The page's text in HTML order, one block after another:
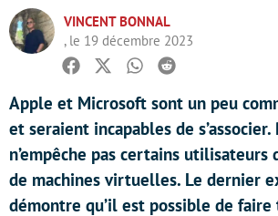
VINCENT BONNAL
, le 19 décembre 2023
Facebook
TwitterWhatsapp
Reddit
Apple et Microsoft sont un peu
et seraient incapables de
n’empêche pas certains utilisateurs
de machines virtuelles. Le dernier
démontre qu’il est possible de